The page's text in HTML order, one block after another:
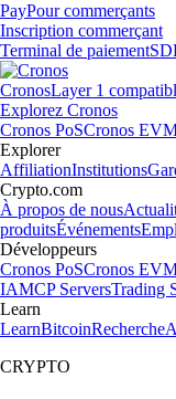
PayPour commerçants
Inscription commerçant
Terminal de paiement
CronosLayer 1
Explorez Cronos
Cronos PoSCronos
Explorer
AffiliationInstitutions
Crypto.com
À propos de nous
produitsÉvénements
Développeurs
Cronos PoSCronos
IAMCP ServersTrading
Learn
LearnBitcoinRecherche
CRYPTO